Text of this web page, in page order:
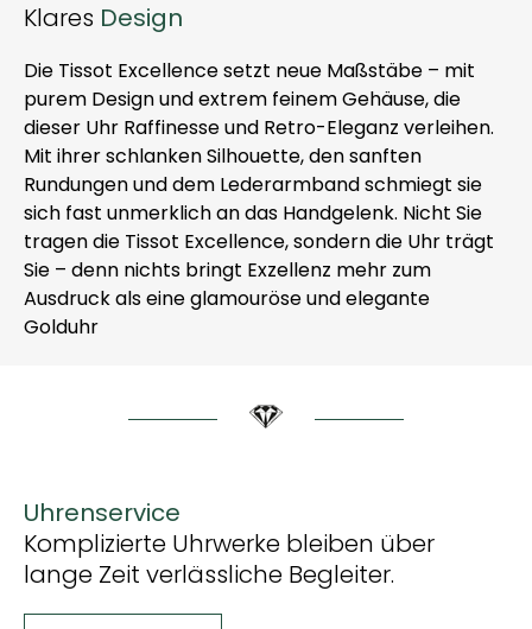
Klares Design
Die Tissot Excellence setzt neue Maßstäbe – mit
purem Design und extrem feinem Gehäuse, die
dieser Uhr Raffinesse und Retro-Eleganz verleihen.
Mit ihrer schlanken Silhouette, den sanften
Rundungen und dem Lederarmband schmiegt sie
sich fast unmerklich an das Handgelenk. Nicht Sie
tragen die Tissot Excellence, sondern die Uhr trägt
Sie – denn nichts bringt Exzellenz mehr zum
Ausdruck als eine glamouröse und elegante
Golduhr
Uhrenservice
Komplizierte Uhrwerke bleiben über
lange Zeit verlässliche Begleiter.